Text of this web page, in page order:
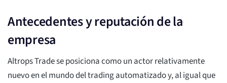
Antecedentes y reputación de la
empresa
Altrops Trade se posiciona como un actor relativamente
nuevo en el mundo del trading automatizado y, al igual que